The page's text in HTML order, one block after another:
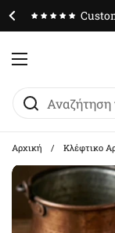
Άνοιγμα μενού
Αρχική / Κλέφτικο